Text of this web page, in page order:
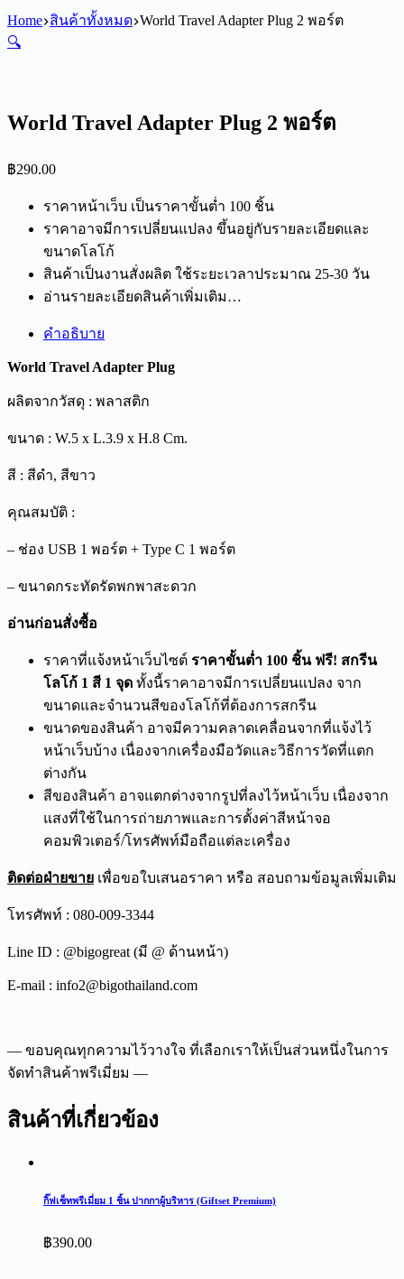
Home สินค้าทั้งหมด World Travel Adapter Plug 2 พอร์ต
🔍
World Travel Adapter Plug 2 พอร์ต
฿290.00
ราคาหน้าเว็บ เป็นราคาขั้นต่ำ 100 ชิ้น
ราคาอาจมีการเปลี่ยนแปลง ขึ้นอยู่กับรายละเอียดและ
ขนาดโลโก้
สินค้าเป็นงานสั่งผลิต ใช้ระยะเวลาประมาณ 25-30 วัน
อ่านรายละเอียดสินค้าเพิ่มเติม…
คำอธิบาย
World Travel Adapter Plug
ผลิตจากวัสดุ : พลาสติก
ขนาด : W.5 x L.3.9 x H.8 Cm.
สี : สีดำ, สีขาว
คุณสมบัติ :
– ช่อง USB 1 พอร์ต + Type C 1 พอร์ต
– ขนาดกระทัดรัดพกพาสะดวก
อ่านก่อนสั่งซื้อ
ราคาที่แจ้งหน้าเว็บไซต์ ราคาขั้นต่ำ 100 ชิ้น ฟรี! สกรีน
โลโก้ 1 สี 1 จุด ทั้งนี้ราคาอาจมีการเปลี่ยนแปลง จาก
ขนาดและจำนวนสีของโลโก้ที่ต้องการสกรีน
ขนาดของสินค้า อาจมีความคลาดเคลื่อนจากที่แจ้งไว้
หน้าเว็บบ้าง เนื่องจากเครื่องมือวัดและวิธีการวัดที่แตก
ต่างกัน
สีของสินค้า อาจแตกต่างจากรูปที่ลงไว้หน้าเว็บ เนื่องจาก
แสงที่ใช้ในการถ่ายภาพและการตั้งค่าสีหน้าจอ
คอมพิวเตอร์/โทรศัพท์มือถือแต่ละเครื่อง
ติดต่อฝ่ายขาย เพื่อขอใบเสนอราคา หรือ สอบถามข้อมูลเพิ่มเติม
โทรศัพท์ : 080-009-3344
Line ID : @bigogreat (มี @ ด้านหน้า)
E-mail : info2@bigothailand.com
— ขอบคุณทุกความไว้วางใจ ที่เลือกเราให้เป็นส่วนหนึ่งในการ
จัดทำสินค้าพรีเมี่ยม —
สินค้าที่เกี่ยวข้อง
กิ๊ฟเซ็ทพรีเมี่ยม 1 ชิ้น ปากกาผู้บริหาร (Giftset Premium)
฿390.00